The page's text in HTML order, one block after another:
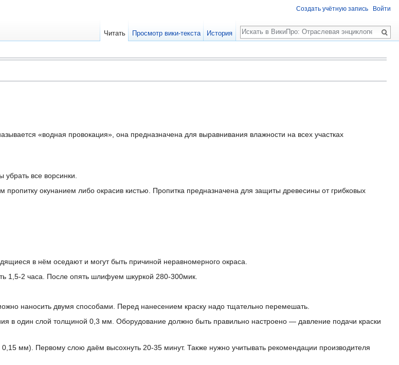
«водная провокация», она предназначена для выравнивания влажности на всех участках
все ворсинки.
пропитку окунанием либо окрасив кистью. Пропитка предназначена для защиты древесины от грибковых
в нём оседают и могут быть причиной неравномерного окраса.
1,5-2 часа. После опять шлифуем шкуркой 280-300мик.
наносить двумя способами. Перед нанесением краску надо тщательно перемешать.
в один слой толщиной 0,3 мм. Оборудование должно быть правильно настроено — давление подачи краски
мм). Первому слою даём высохнуть 20-35 минут. Также нужно учитывать рекомендации производителя
Создать учётную запись Войти
Читать Просмотр вики-текста История
Поиск